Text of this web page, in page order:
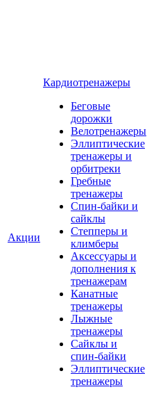
Акции
Кардиотренажеры
Беговые
дорожки
Велотренажеры
Эллиптические
тренажеры и
орбитреки
Гребные
тренажеры
Спин-байки и
сайклы
Степперы и
климберы
Аксессуары и
дополнения к
тренажерам
Канатные
тренажеры
Лыжные
тренажеры
Сайклы и
спин-байки
Эллиптические
тренажеры